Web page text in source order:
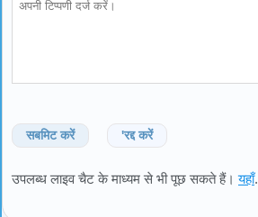
सबमिट करें 'रद्द करें
उपलब्ध लाइव चैट के माध्यम से भी पूछ सकते हैं।यहाँ.